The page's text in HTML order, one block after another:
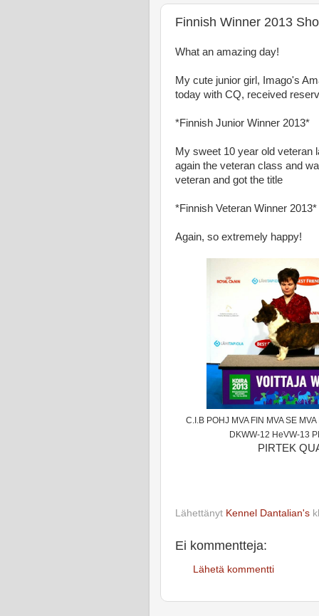
Finnish Winner 2013
What an amazing day!
My cute junior girl, Imago's
today with CQ, received
*Finnish Junior Winner 2013*
My sweet 10 year old veteran
again the veteran class and
veteran and got the title
*Finnish Veteran Winner 2013*
Again, so extremely happy!
C.I.B POHJ MVA FIN MVA SE
DKWW-12 HeVW-13
PIRTEK
Lähettänyt Kennel Dantalian's
Ei kommentteja:
Lähetä kommentti